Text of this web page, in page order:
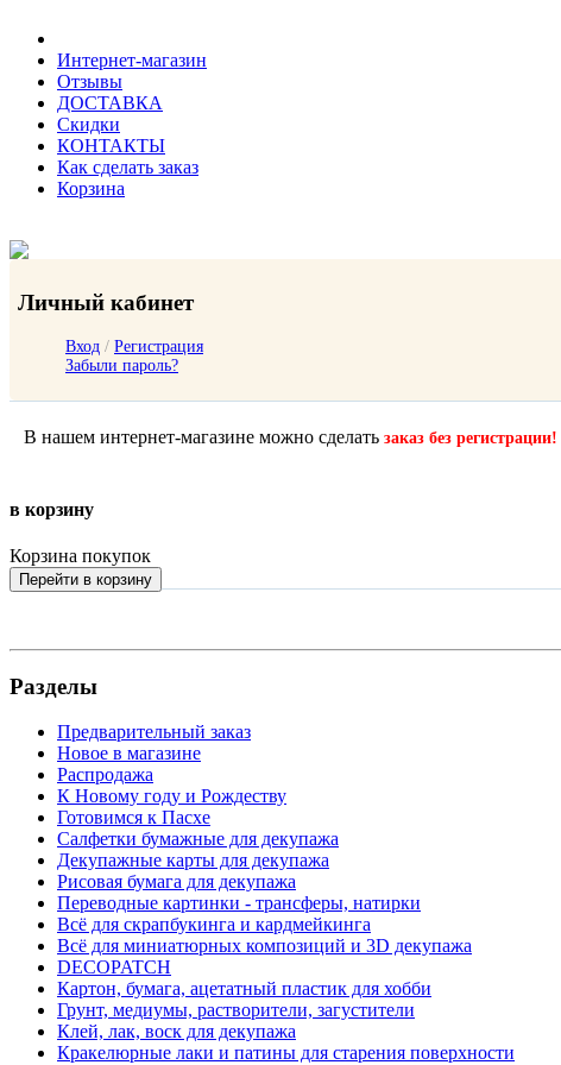
Интернет-магазин
Отзывы
ДОСТАВКА
Скидки
КОНТАКТЫ
Как сделать заказ
Корзина
Личный кабинет
Вход / Регистрация
Забыли пароль?
В нашем интернет-магазине можно сделать заказ без регистрации!
в корзину
Корзина покупок
Перейти в корзину
Разделы
Предварительный заказ
Новое в магазине
Распродажа
К Новому году и Рождеству
Готовимся к Пасхе
Салфетки бумажные для декупажа
Декупажные карты для декупажа
Рисовая бумага для декупажа
Переводные картинки - трансферы, натирки
Всё для скрапбукинга и кардмейкинга
Всё для миниатюрных композиций и 3D декупажа
DECOPATCH
Картон, бумага, ацетатный пластик для хобби
Грунт, медиумы, растворители, загустители
Клей, лак, воск для декупажа
Кракелюрные лаки и патины для старения поверхности